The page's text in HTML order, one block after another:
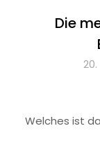
Die
Welches ist